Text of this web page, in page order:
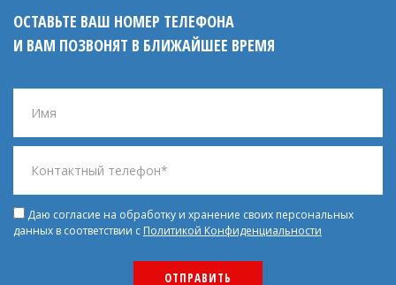
ОСТАВЬТЕ ВАШ НОМЕР ТЕЛЕФОНА
И ВАМ ПОЗВОНЯТ В БЛИЖАЙШЕЕ ВРЕМЯ
Даю согласие на обработку и хранение своих персональных
данных в соответствии с Политикой Конфиденциальности